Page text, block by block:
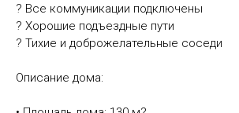
? Все коммуникации подключены
? Хорошие подъездные пути
? Тихие и доброжелательные соседи
Описание дома: